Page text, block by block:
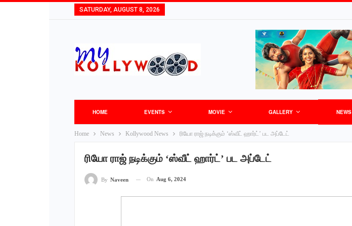
SATURDAY, AUGUST 8, 2026
HOME EVENTS MOVIE GALLERY NEWS
Home News Kollywood News ரியோ ராஜ் நடிக்கும் ‘ஸ்வீட் ஹார்ட்’ பட அப்டேட்
ரியோ ராஜ் நடிக்கும் ‘ஸ்வீட் ஹார்ட்’ பட அப்டேட்
By Naveen On Aug 6, 2024